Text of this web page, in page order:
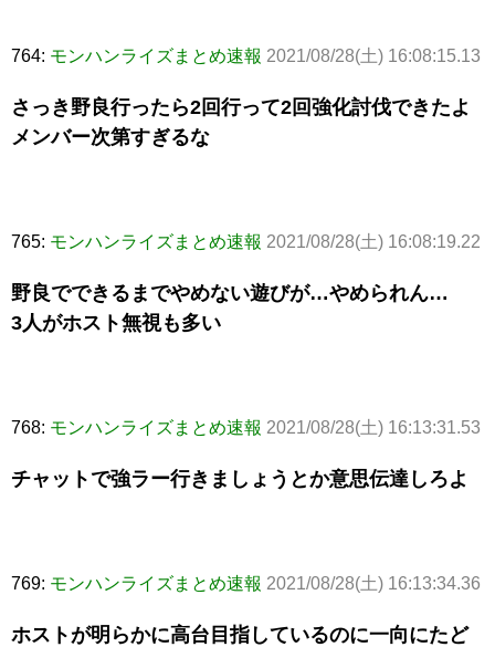
764: モンハンライズまとめ速報 2021/08/28(土) 16:08:15.13
さっき野良行ったら2回行って2回強化討伐できたよ
メンバー次第すぎるな
765: モンハンライズまとめ速報 2021/08/28(土) 16:08:19.22
野良でできるまでやめない遊びが…やめられん…
3人がホスト無視も多い
768: モンハンライズまとめ速報 2021/08/28(土) 16:13:31.53
チャットで強ラー行きましょうとか意思伝達しろよ
769: モンハンライズまとめ速報 2021/08/28(土) 16:13:34.36
ホストが明らかに高台目指しているのに一向にたど